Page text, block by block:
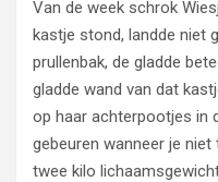
Van de week schrok
kastje stond, landde niet
prullenbak, de gladde
gladde wand van dat
op haar achterpootjes in
gebeuren wanneer je
twee kilo